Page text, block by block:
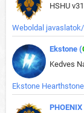
HSHU
Weboldal
Ekstone (
Kedves
Ekstone
PHOENIX